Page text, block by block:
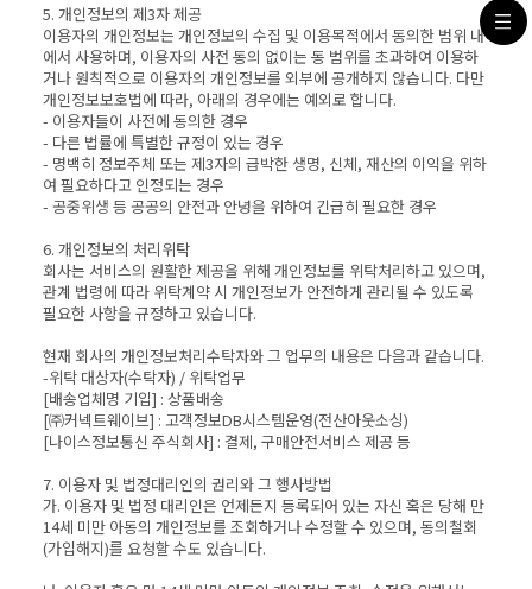
5. 개인정보의 제3자 제공
이용자의 개인정보는 개인정보의 수집 및 이용목적에서 동의한 범위 내
에서 사용하며, 이용자의 사전 동의 없이는 동 범위를 초과하여 이용하
거나 원칙적으로 이용자의 개인정보를 외부에 공개하지 않습니다. 다만
개인정보보호법에 따라, 아래의 경우에는 예외로 합니다.
- 이용자들이 사전에 동의한 경우
- 다른 법률에 특별한 규정이 있는 경우
- 명백히 정보주체 또는 제3자의 급박한 생명, 신체, 재산의 이익을 위하
여 필요하다고 인정되는 경우
- 공중위생 등 공공의 안전과 안녕을 위하여 긴급히 필요한 경우
6. 개인정보의 처리위탁
회사는 서비스의 원활한 제공을 위해 개인정보를 위탁처리하고 있으며,
관계 법령에 따라 위탁계약 시 개인정보가 안전하게 관리될 수 있도록
필요한 사항을 규정하고 있습니다.
현재 회사의 개인정보처리수탁자와 그 업무의 내용은 다음과 같습니다.
-위탁 대상자(수탁자) / 위탁업무
[배송업체명 기입] : 상품배송
[㈜커넥트웨이브] : 고객정보DB시스템운영(전산아웃소싱)
[나이스정보통신 주식회사] : 결제, 구매안전서비스 제공 등
7. 이용자 및 법정대리인의 권리와 그 행사방법
가. 이용자 및 법정 대리인은 언제든지 등록되어 있는 자신 혹은 당해 만
14세 미만 아동의 개인정보를 조회하거나 수정할 수 있으며, 동의철회
(가입해지)를 요청할 수도 있습니다.